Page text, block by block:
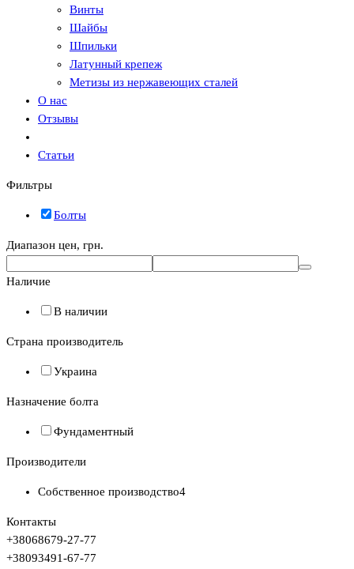
Винты
Шайбы
Шпильки
Латунный крепеж
Метизы из нержавеющих сталей
О нас
Отзывы
Статьи
Фильтры
Болты
Диапазон цен, грн.
Наличие
В наличии
Страна производитель
Украина
Назначение болта
Фундаментный
Производители
Собственное производство4
Контакты
+38068679-27-77
+38093491-67-77